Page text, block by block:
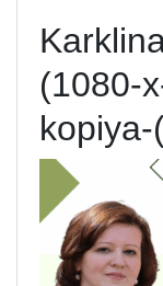
(1080-
kopiya-